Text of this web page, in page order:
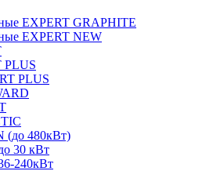
EXPERT GRAPHITE
EXPERT NEW
PLUS
PLUS
(до 480кВт)
30 кВт
240кВт